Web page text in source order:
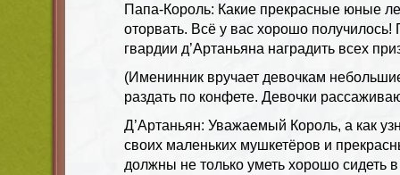
Папа-Король: Какие прекрасные юные
оторвать. Всё у вас хорошо
гвардии д’Артаньяна наградить всех
(Именинник вручает девочкам
раздать по конфете. Девочки
Д’Артаньян: Уважаемый Король, а как
своих маленьких мушкетёров и
должны не только уметь хорошо сидеть